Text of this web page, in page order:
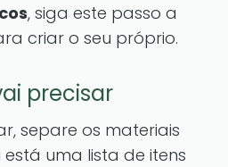
, siga este passo a
criar o seu próprio.
precisar
separe os materiais
está uma lista de itens